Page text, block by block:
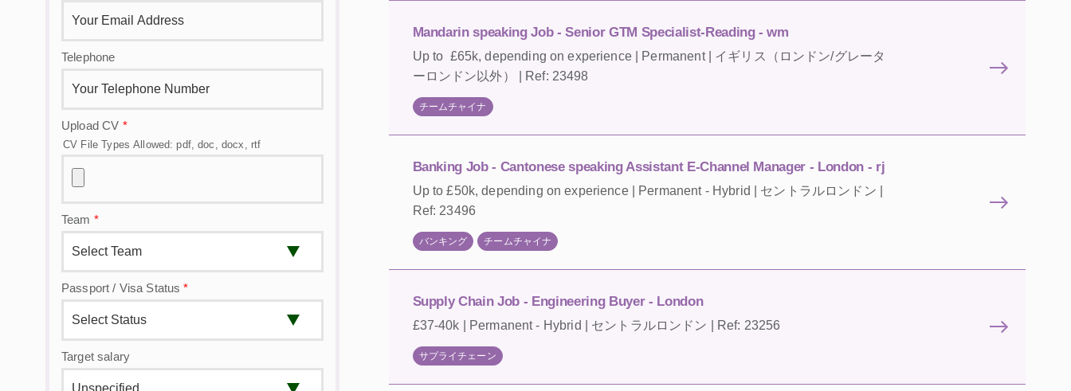
Mandarin speaking Job - Senior GTM Specialist-Reading - wm
Up to £65k, depending on experience | Permanent | イギリス（ロンドン/グレータ
ーロンドン以外） | Ref: 23498
チームチャイナ
Banking Job - Cantonese speaking Assistant E-Channel Manager - London - rj
Up to £50k, depending on experience | Permanent - Hybrid | セントラルロンドン |
Ref: 23496
バンキング チームチャイナ
Supply Chain Job - Engineering Buyer - London
£37-40k | Permanent - Hybrid | セントラルロンドン | Ref: 23256
サプライチェーン
Telephone
Upload CV *
CV File Types Allowed: pdf, doc, docx, rtf
Team *
Passport / Visa Status*
Target salary